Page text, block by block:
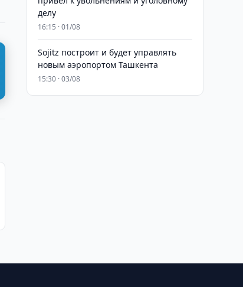
делу
16:15 · 01/08
Sojitz построит и будет управлять
новым аэропортом Ташкента
15:30 · 03/08